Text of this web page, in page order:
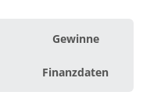
Gewinne
Finanzdaten